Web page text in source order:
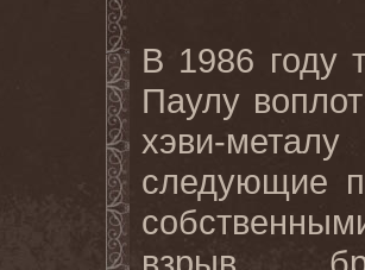
В 1986 году
Паулу
хэви-
следующие